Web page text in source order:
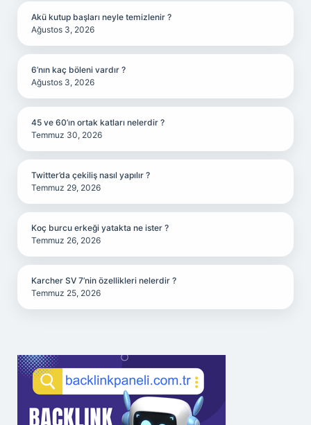
Akü kutup başları neyle temizlenir ?
Ağustos 3, 2026
6’nın kaç böleni vardır ?
Ağustos 3, 2026
45 ve 60’ın ortak katları nelerdir ?
Temmuz 30, 2026
Twitter’da çekiliş nasıl yapılır ?
Temmuz 29, 2026
Koç burcu erkeği yatakta ne ister ?
Temmuz 26, 2026
Karcher SV 7’nin özellikleri nelerdir ?
Temmuz 25, 2026